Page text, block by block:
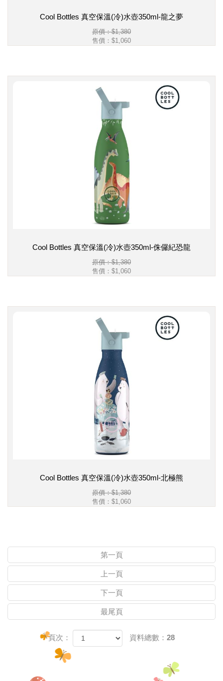
Cool Bottles 真空保溫(冷)水壺350ml-龍之夢
原價：$1,380
售價： $1,060
Cool Bottles 真空保溫(冷)水壺350ml-侏儸紀恐龍
原價：$1,380
售價： $1,060
Cool Bottles 真空保溫(冷)水壺350ml-北極熊
原價：$1,380
售價： $1,060
第一頁
上一頁
下一頁
最尾頁
頁次： 資料總數：28